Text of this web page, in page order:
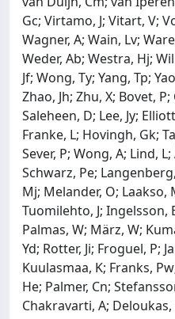
Gc; Virtamo, J; Vitart, V;
Wagner, A; Wain, Lv;
Weder, Ab; Westra, Hj;
Jf; Wong, Ty; Yang, Tp;
Zhao, Jh; Zhu, X; Bovet,
Saleheen, D; Lee, Jy;
Franke, L; Hovingh, Gk;
Sever, P; Wong, A; Lind,
Schwarz, Pe;
Mj; Melander, O; Laakso,
Tuomilehto, J; Ingelsson,
Palmas, W; März, W;
Yd; Rotter, Ji; Froguel, P;
Kuulasmaa, K; Franks,
He; Palmer, Cn;
Chakravarti, A;